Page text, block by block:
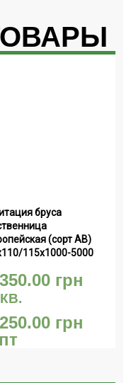
бруса
(сорт АВ)
115х1000-5000
грн
грн